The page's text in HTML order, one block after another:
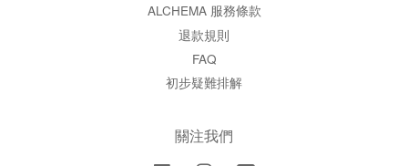
ALCHEMA 服務條款
退款規則
FAQ
初步疑難排解
關注我們